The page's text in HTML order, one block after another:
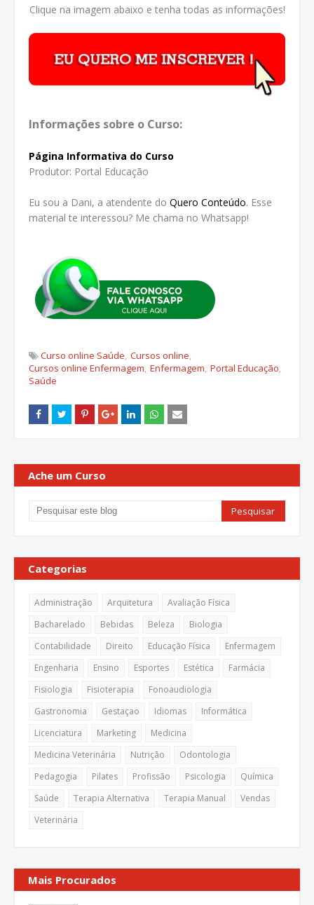
Clique na imagem abaixo e tenha todas as informações!
Informações sobre o Curso:
Página Informativa do Curso
Produtor: Portal Educação
Eu sou a Dani, a atendente do Quero Conteúdo. Esse
material te interessou? Me chama no Whatsapp!
Curso online Saúde Cursos online
Cursos online Enfermagem Enfermagem Portal Educação
Saúde
Ache um Curso
Categorias
Administração Arquitetura
Avaliação Física
Bacharelado
Bebidas Beleza
Biologia
Contabilidade
Direito Educação Física
Enfermagem
Engenharia
Ensino Esportes Estética
Farmácia
Fisiologia
Fisioterapia
Fonoaudiologia
Gastronomia
Gestaçao Idiomas
Informática
Licenciatura
Marketing
Medicina
Medicina Veterinária
Nutrição
Odontologia
Pedagogia
Pilates Profissão Psicologia
Química
Saúde
Terapia Alternativa Terapia Manual
Vendas
Veterinária
Mais Procurados